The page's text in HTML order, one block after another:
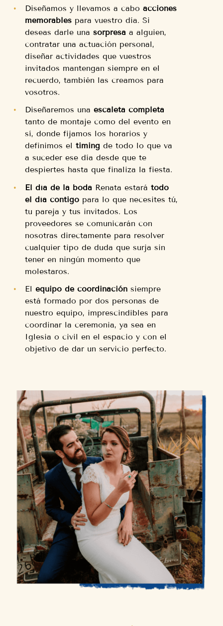
Diseñamos y llevamos a cabo acciones
memorables para vuestro día. Si
deseas darle una sorpresa a alguien,
contratar una actuación personal,
diseñar actividades que vuestros
invitados mantengan siempre en el
recuerdo, también las creamos para
vosotros.
Diseñaremos una escaleta completa
tanto de montaje como del evento en
sí, donde fijamos los horarios y
definimos el timing de todo lo que va
a suceder ese día desde que te
despiertes hasta que finaliza la fiesta.
El día de la boda Renata estará todo
el día contigo para lo que necesites tú,
tu pareja y tus invitados. Los
proveedores se comunicarán con
nosotras directamente para resolver
cualquier tipo de duda que surja sin
tener en ningún momento que
molestaros.
El equipo de coordinación siempre
está formado por dos personas de
nuestro equipo, imprescindibles para
coordinar la ceremonia, ya sea en
Iglesia o civil en el espacio y con el
objetivo de dar un servicio perfecto.